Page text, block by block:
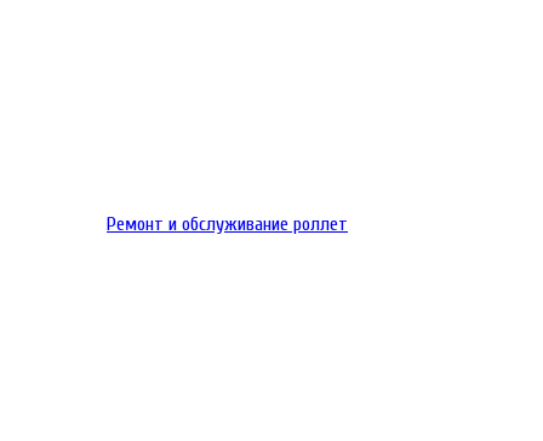
Ремонт и обслуживание роллет